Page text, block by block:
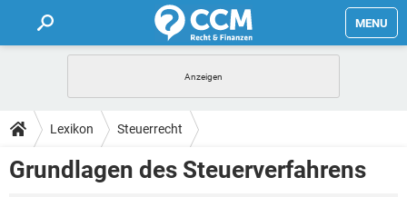
MENU
FORUM
TIPPS
Lexikon Steuerrecht
Grundlagen des Steuerverfahrens